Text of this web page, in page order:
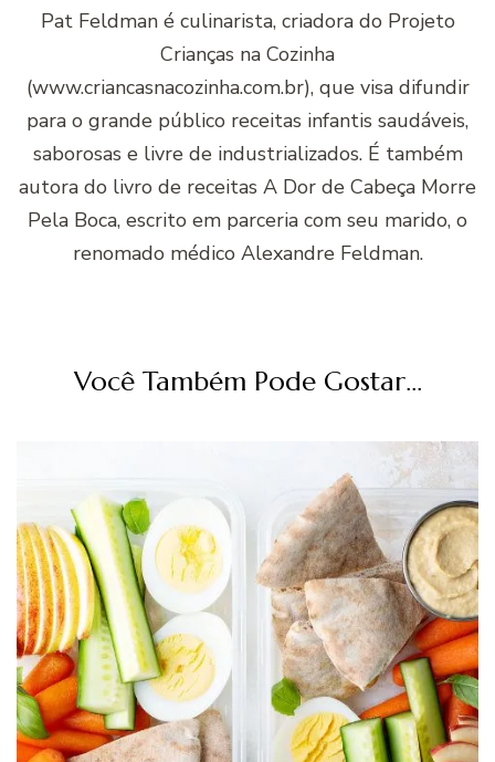
Pat Feldman é culinarista, criadora do Projeto
Crianças na Cozinha
(www.criancasnacozinha.com.br), que visa difundir
para o grande público receitas infantis saudáveis,
saborosas e livre de industrializados. É também
autora do livro de receitas A Dor de Cabeça Morre
Pela Boca, escrito em parceria com seu marido, o
renomado médico Alexandre Feldman.
Você Também Pode Gostar...